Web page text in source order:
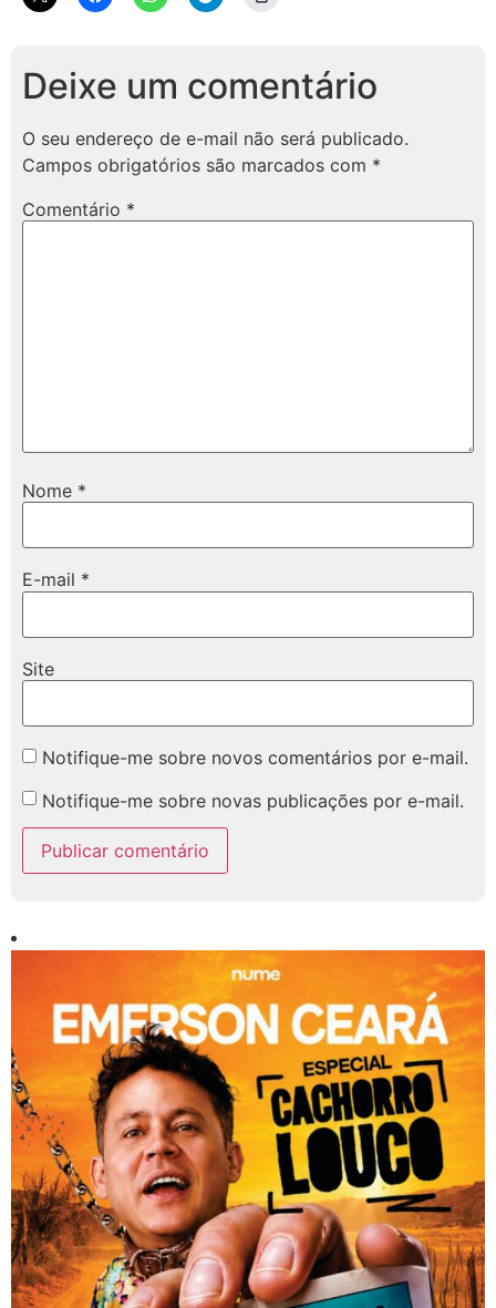
Deixe um comentário
O seu endereço de e-mail não será publicado.
Campos obrigatórios são marcados com *
Comentário *
Nome *
E-mail *
Site
Notifique-me sobre novos comentários por e-mail.
Notifique-me sobre novas publicações por e-mail.